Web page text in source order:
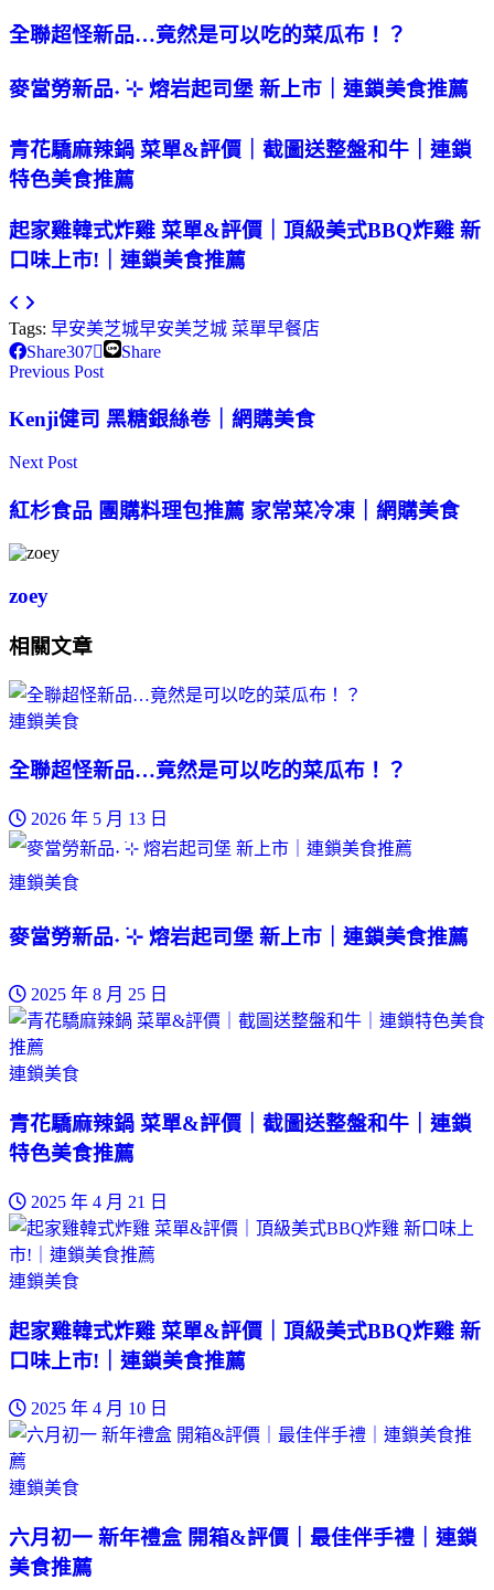
全聯超怪新品…竟然是可以吃的菜瓜布！？
麥當勞新品˖ ࣪⊹ 熔岩起司堡 新上市｜連鎖美食推薦
青花驕麻辣鍋 菜單&評價｜截圖送整盤和牛｜連鎖
特色美食推薦
起家雞韓式炸雞 菜單&評價｜頂級美式BBQ炸雞 新
口味上市!｜連鎖美食推薦
Tags: 早安美芝城早安美芝城 菜單早餐店
Share307
Share
Previous Post
Kenji健司 黑糖銀絲卷｜網購美食
Next Post
紅杉食品 團購料理包推薦 家常菜冷凍｜網購美食
zoey
相關文章
連鎖美食
全聯超怪新品…竟然是可以吃的菜瓜布！？
2026 年 5 月 13 日
連鎖美食
麥當勞新品˖ ࣪⊹ 熔岩起司堡 新上市｜連鎖美食推薦
2025 年 8 月 25 日
連鎖美食
青花驕麻辣鍋 菜單&評價｜截圖送整盤和牛｜連鎖
特色美食推薦
2025 年 4 月 21 日
連鎖美食
起家雞韓式炸雞 菜單&評價｜頂級美式BBQ炸雞 新
口味上市!｜連鎖美食推薦
2025 年 4 月 10 日
連鎖美食
六月初一 新年禮盒 開箱&評價｜最佳伴手禮｜連鎖
美食推薦